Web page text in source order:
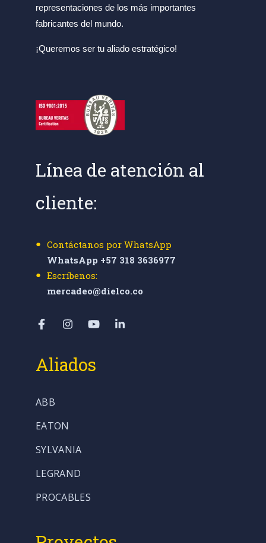
representaciones de los más importantes
fabricantes del mundo.
¡Queremos ser tu aliado estratégico!
Línea de atención al
cliente:
Contáctanos por WhatsApp
WhatsApp +57 318 3636977
Escríbenos:
mercadeo@dielco.co
Aliados
ABB
EATON
SYLVANIA
LEGRAND
PROCABLES